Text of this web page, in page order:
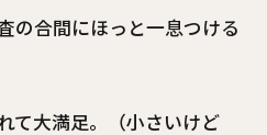
の合間にほっと一息つける
て大満足。（小さいけど